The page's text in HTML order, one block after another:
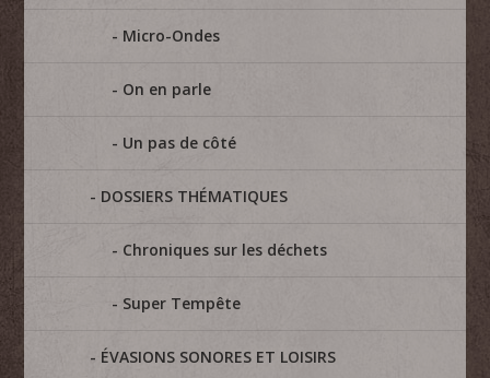
Micro-Ondes
On en parle
Un pas de côté
DOSSIERS THÉMATIQUES
Chroniques sur les déchets
Super Tempête
ÉVASIONS SONORES ET LOISIRS